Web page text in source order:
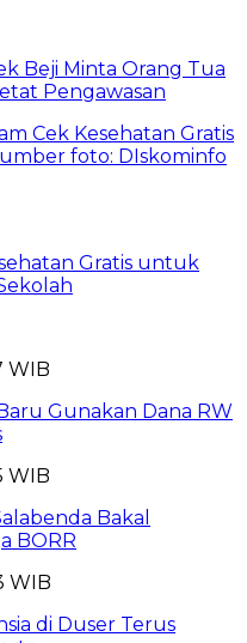
Beji Minta Orang Tua
Pengawasan
Gratis untuk
WIB
Gunakan Dana RW
WIB
Bakal
BORR
WIB
di Duser Terus